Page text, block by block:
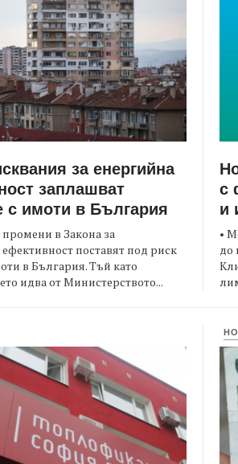
за енергийна
заплашват
с имоти в България
в Закона за
поставят под риск
в България. Тъй като
идва от Министерството...
с
и
•
до